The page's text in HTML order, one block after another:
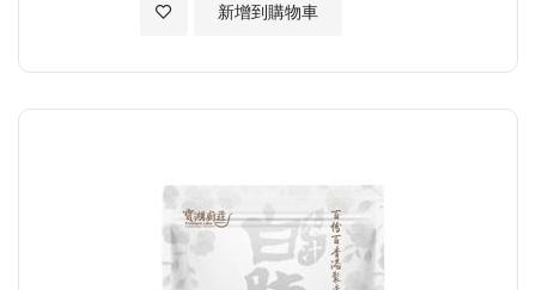
新增到購物車
加入至願望清單